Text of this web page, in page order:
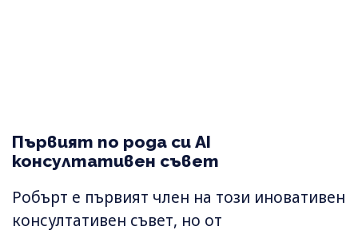
Първият по рода си AI
консултативен съвет
Робърт е първият член на този иновативен
консултативен съвет, но от